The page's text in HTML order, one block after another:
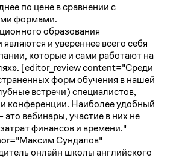
по цене в сравнении с
формами.
образования
и увереннее всего себя
которые и сами работают на
[editor_review content="Среди
форм обучения в нашей
встречи) специалистов,
конференции. Наиболее удобный
это вебинары, участие в них не
финансов и времени."
Сундалов"
онлайн школы английского